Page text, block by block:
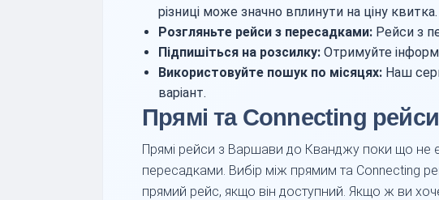
різниці може значно вплинути на ціну квитка.
Розгляньте рейси з пересадками: Рейси з
Підпишіться на розсилку: Отримуйте
Використовуйте пошук по місяцях: Наш
варіант.
Прямі та Connecting
Прямі рейси з Варшави до Кванджу поки що не
пересадками. Вибір між прямим та Connecting
прямий рейс, якщо він доступний. Якщо ж ви